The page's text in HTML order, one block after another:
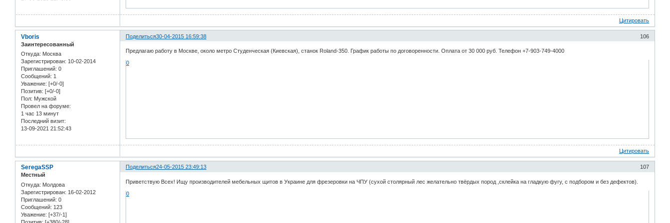
Цитировать
Поделиться 106
30-04-2015 16:59:38
Vboris
Заинтересованный
Откуда: Москва
Зарегистрирован: 10-02-2014
Приглашений: 0
Сообщений: 1
Уважение: [+0/-0]
Позитив: [+0/-0]
Пол: Мужской
Провел на форуме:
1 час 13 минут
Последний визит:
13-09-2021 21:52:43
Предлагаю работу в Москве, около метро Студенческая (Киевская), станок Roland-350. График работы по договоренности. Оплата от 30 000 руб. Телефон +7-903-749-4000
0
Цитировать
Поделиться 107
24-05-2015 23:49:13
SeregaSSP
Местный
Откуда: Молдова
Зарегистрирован: 16-02-2012
Приглашений: 0
Сообщений: 123
Уважение: [+37/-1]
Приветствую Всех! Ищу производителей мебельных щитов в Украине для фрезеровки на ЧПУ (сухой столярный лес желательно твёрдых пород ,склейка на гладкую фугу, с подбором и без дефектов).
0